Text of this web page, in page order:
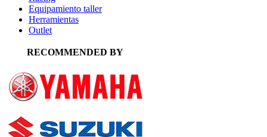
Equipamiento taller
Herramientas
Outlet
RECOMMENDED BY